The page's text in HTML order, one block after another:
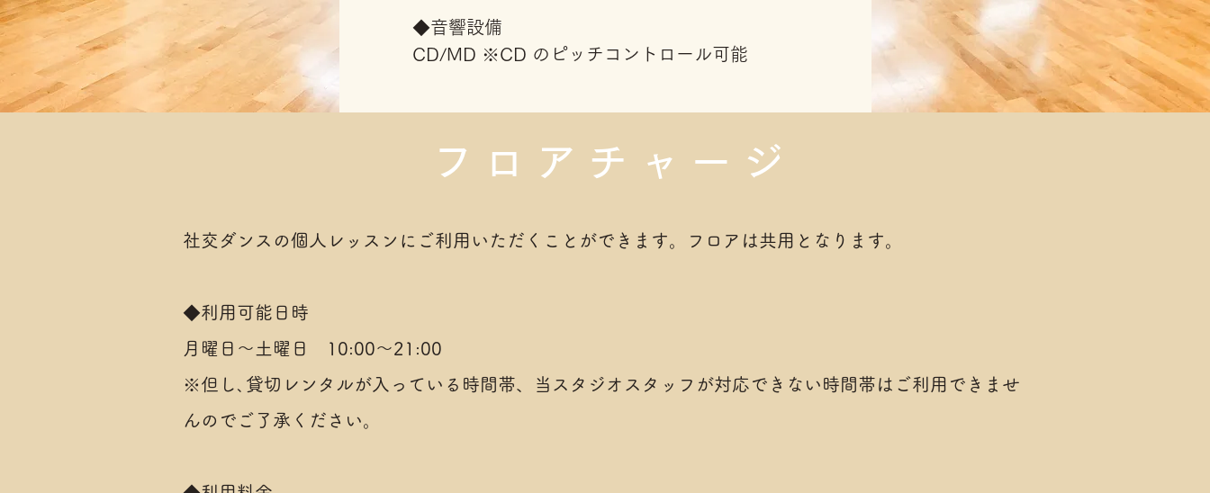
◆音響設備
CD/MD ※CD のピッチコントロール可能
フロアチャージ
社交ダンスの個人レッスンにご利用いただくことができます。フロアは共用となります。
◆利用可能日時
月曜日～土曜日 10:00～21:00
※但し､貸切レンタルが入っている時間帯、当スタジオスタッフが対応できない時間帯はご利用できませ
んのでご了承ください。